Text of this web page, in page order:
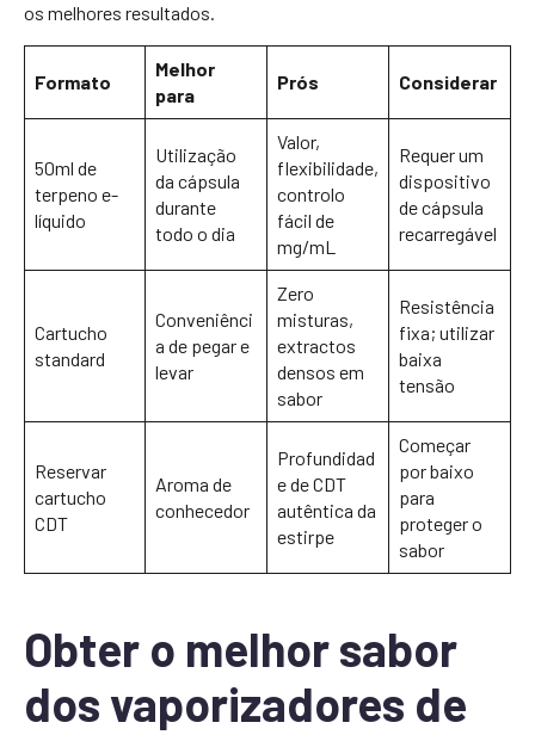
os melhores resultados.
Formato
Melhor
para
Prós Considerar
50ml de
terpeno e-
líquido
Utilização
da cápsula
durante
todo o dia
Valor,
flexibilidade,
controlo
fácil de
mg/mL
Requer um
dispositivo
de cápsula
recarregável
Cartucho
standard
Conveniênci
a de pegar e
levar
Zero
misturas,
extractos
densos em
sabor
Resistência
fixa; utilizar
baixa
tensão
Reservar
cartucho
CDT
Aroma de
conhecedor
Profundidad
e de CDT
autêntica da
estirpe
Começar
por baixo
para
proteger o
sabor
Obter o melhor sabor
dos vaporizadores de